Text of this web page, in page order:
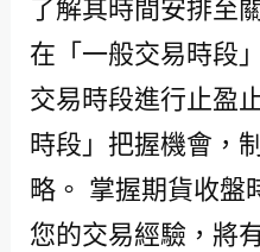
了解其時間安排至
在「一般交易時段
交易時段進行止盈
時段」把握機會，
略。 掌握期貨收盤
您的交易經驗，將